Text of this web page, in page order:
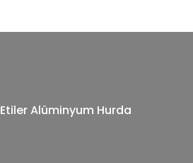
Etiler Alüminyum Hurda